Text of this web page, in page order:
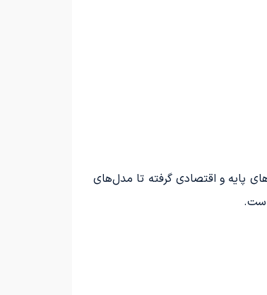
پایه و اقتصادی گرفته تا مدل‌های
است.